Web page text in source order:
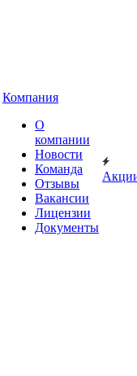
Компания
О
компании
Новости
Команда
Отзывы
Вакансии
Лицензии
Документы